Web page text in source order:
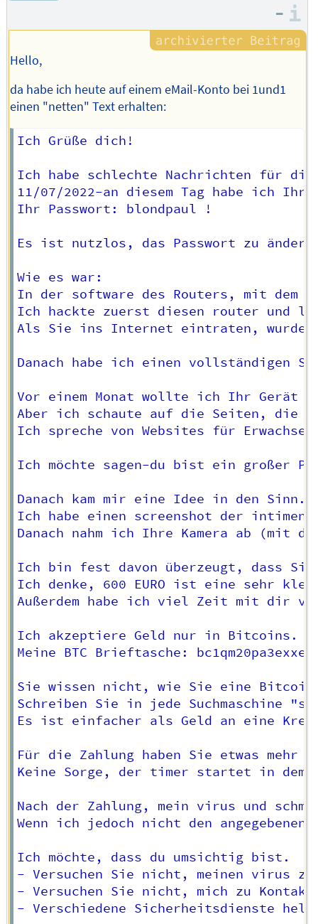
–
Hello,
da habe ich heute auf einem eMail-Konto bei 1und1
einen "netten" Text erhalten:
Ich Grüße dich!
Ich habe schlechte Nachrichten für
11/07/2022-an diesem Tag habe ich
Ihr Passwort: blondpaul !
Es ist nutzlos, das Passwort zu
Wie es war:
In der software des Routers, mit dem
Ich hackte zuerst diesen router und
Als Sie ins Internet eintraten, wurde
Danach habe ich einen vollständigen
Vor einem Monat wollte ich Ihr Gerät
Aber ich schaute auf die Seiten, die
Ich spreche von Websites für
Ich möchte sagen-du bist ein großer
Danach kam mir eine Idee in den Sinn.
Ich habe einen screenshot der intimen
Danach nahm ich Ihre Kamera ab (mit
Ich bin fest davon überzeugt, dass
Ich denke, 600 EURO ist eine sehr
Außerdem habe ich viel Zeit mit dir
Ich akzeptiere Geld nur in Bitcoins.
Meine BTC Brieftasche:
Sie wissen nicht, wie Sie eine
Schreiben Sie in jede Suchmaschine
Es ist einfacher als Geld an eine
Für die Zahlung haben Sie etwas mehr
Keine Sorge, der timer startet in
Nach der Zahlung, mein virus und
Wenn ich jedoch nicht den
Ich möchte, dass du umsichtig bist.
- Versuchen Sie nicht, meinen virus
- Versuchen Sie nicht, mich zu
- Verschiedene Sicherheitsdienste